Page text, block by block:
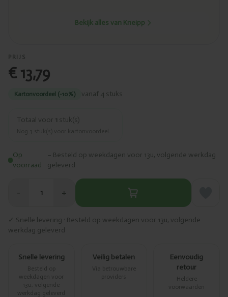
Bekijk alles van Kneipp
PRIJS
€ 13,79
Kartonvoordeel (-10%) vanaf 4 stuks
Totaal voor 1 stuk(s)
Op
voorraad
– Besteld op weekdagen voor 13u, volgende werkdag
geleverd
− 1 +
✓ Snelle levering · Besteld op weekdagen voor 13u, volgende
werkdag geleverd
Snelle levering
Besteld op
weekdagen voor
13u, volgende
werkdag geleverd
Veilig betalen
Via betrouwbare
providers
Eenvoudig
retour
Heldere
voorwaarden